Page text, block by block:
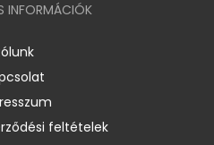
INFORMÁCIÓK
feltételek